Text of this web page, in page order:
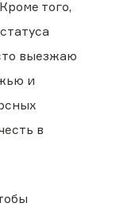
того,
выезжаю
и
в